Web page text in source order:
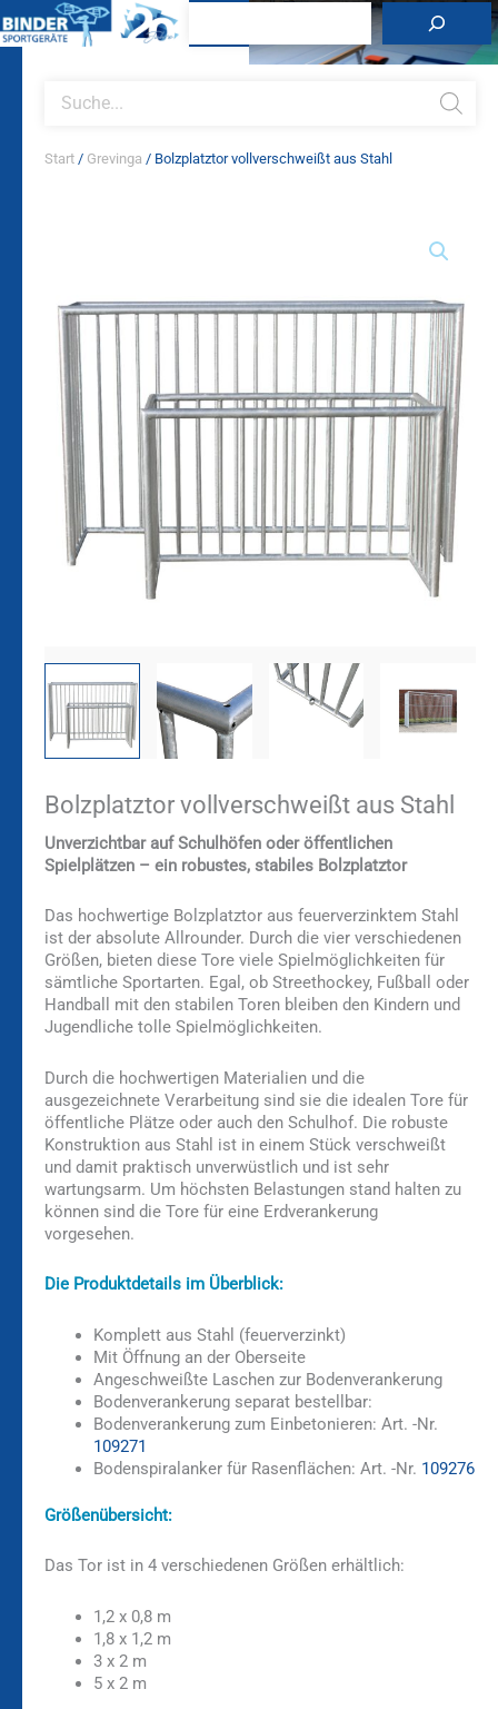
Inhalt
search
Start / Grevinga / Bolzplatztor vollverschweißt aus Stahl
Bolzplatztor vollverschweißt aus Stahl
Unverzichtbar auf Schulhöfen oder öffentlichen
Spielplätzen – ein robustes, stabiles Bolzplatztor
Das hochwertige Bolzplatztor aus feuerverzinktem Stahl
ist der absolute Allrounder. Durch die vier verschiedenen
Größen, bieten diese Tore viele Spielmöglichkeiten für
sämtliche Sportarten. Egal, ob Streethockey, Fußball oder
Handball mit den stabilen Toren bleiben den Kindern und
Jugendliche tolle Spielmöglichkeiten.
Durch die hochwertigen Materialien und die
ausgezeichnete Verarbeitung sind sie die idealen Tore für
öffentliche Plätze oder auch den Schulhof. Die robuste
Konstruktion aus Stahl ist in einem Stück verschweißt
und damit praktisch unverwüstlich und ist sehr
wartungsarm. Um höchsten Belastungen stand halten zu
können sind die Tore für eine Erdverankerung
vorgesehen.
Die Produktdetails im Überblick:
Komplett aus Stahl (feuerverzinkt)
Mit Öffnung an der Oberseite
Angeschweißte Laschen zur Bodenverankerung
Bodenverankerung separat bestellbar:
Bodenverankerung zum Einbetonieren: Art. -Nr.
109271
Bodenspiralanker für Rasenflächen: Art. -Nr. 109276
Größenübersicht:
Das Tor ist in 4 verschiedenen Größen erhältlich:
1,2 x 0,8 m
1,8 x 1,2 m
3 x 2 m
5 x 2 m
Menge